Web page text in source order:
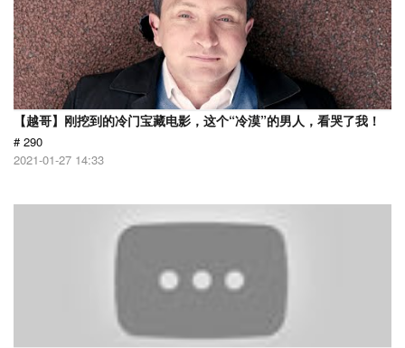
【越哥】刚挖到的冷门宝藏电影，这个“冷漠”的男人，看哭了我！
# 290
2021-01-27 14:33